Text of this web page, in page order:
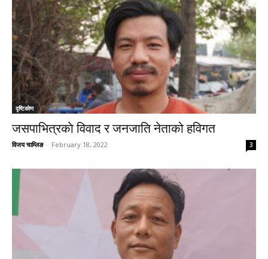
दृष्टिकाेण
जसपाभित्रकाे विवाद र जनजाति नेताको हविगत
विजय चाम्लिङ - February 18, 2022 3